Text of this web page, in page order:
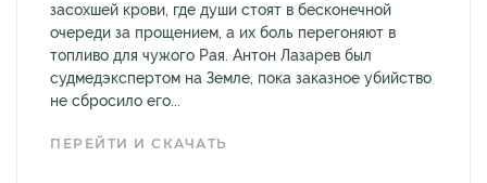
засохшей крови, где души стоят в бесконечной
очереди за прощением, а их боль перегоняют в
топливо для чужого Рая. Антон Лазарев был
судмедэкспертом на Земле, пока заказное убийство
не сбросило его...
ПЕРЕЙТИ И СКАЧАТЬ